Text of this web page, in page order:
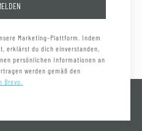
Marketing-Plattform. Indem
erklärst du dich einverstanden,
persönlichen Informationen an
werden gemäß den